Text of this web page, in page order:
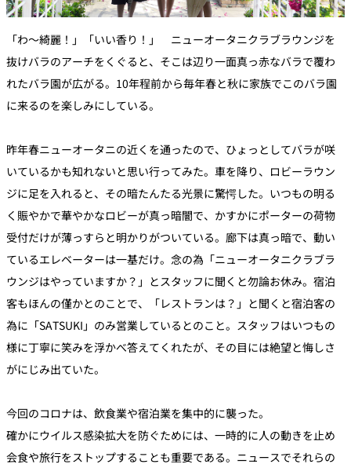
「わ～綺麗！」「いい香り！」 ニューオータニクラブラウンジを
抜けバラのアーチをくぐると、そこは辺り一面真っ赤なバラで覆わ
れたバラ園が広がる。10年程前から毎年春と秋に家族でこのバラ園
に来るのを楽しみにしている。
昨年春ニューオータニの近くを通ったので、ひょっとしてバラが咲
いているかも知れないと思い行ってみた。車を降り、ロビーラウン
ジに足を入れると、その暗たんたる光景に驚愕した。いつもの明る
く賑やかで華やかなロビーが真っ暗闇で、かすかにポーターの荷物
受付だけが薄っすらと明かりがついている。廊下は真っ暗で、動い
ているエレベーターは一基だけ。念の為「ニューオータニクラブラ
ウンジはやっていますか？」とスタッフに聞くと勿論お休み。宿泊
客もほんの僅かとのことで、「レストランは？」と聞くと宿泊客の
為に「SATSUKI」のみ営業しているとのこと。スタッフはいつもの
様に丁寧に笑みを浮かべ答えてくれたが、その目には絶望と悔しさ
がにじみ出ていた。
今回のコロナは、飲食業や宿泊業を集中的に襲った。
確かにウイルス感染拡大を防ぐためには、一時的に人の動きを止め
会食や旅行をストップすることも重要である。ニュースでそれらの